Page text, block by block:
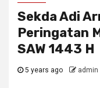
Sekda Adi
Peringatan
SAW 1443 H
5 years ago admin